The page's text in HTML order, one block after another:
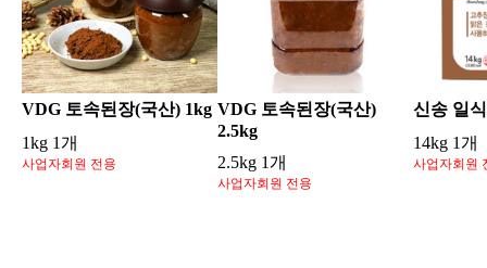
VDG 토속된장(국산) 1kg
1kg 1개
사업자회원 전용
VDG 토속된장(국산)
2.5kg
2.5kg 1개
사업자회원 전용
신송 일
14kg 1개
사업자회원